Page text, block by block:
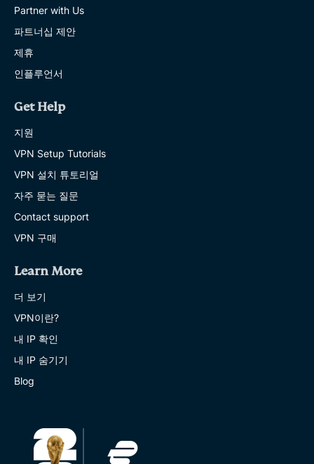
Partner with Us
파트너십 제안
제휴
인플루언서
Get Help
지원
VPN Setup Tutorials
VPN 설치 튜토리얼
자주 묻는 질문
Contact support
VPN 구매
Learn More
더 보기
VPN이란?
내 IP 확인
내 IP 숨기기
Blog